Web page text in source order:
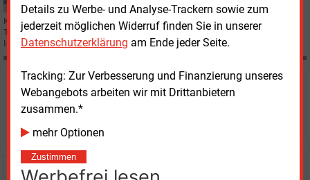
Details zu Werbe- und Analyse-Trackern sowie zum
jederzeit möglichen Widerruf finden Sie in unserer
Datenschutzerklärung am Ende jeder Seite.
Tracking: Zur Verbesserung und Finanzierung unseres
Webangebots arbeiten wir mit Drittanbietern
zusammen.*
mehr Optionen
Zustimmen
Klimawandel und Extremwetterereignisse gefährden die sichere
Trinkwasserversorgung von morgen, stellt der DVGW in seinem „Wasser-
Impuls“ fest und fordert wirksame Anpassungskonzepte.
Möchten Sie diese und
weitere Nachrichten lesen?